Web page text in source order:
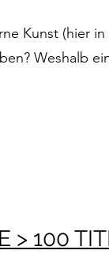
Kunst (hier
Weshalb
> 100